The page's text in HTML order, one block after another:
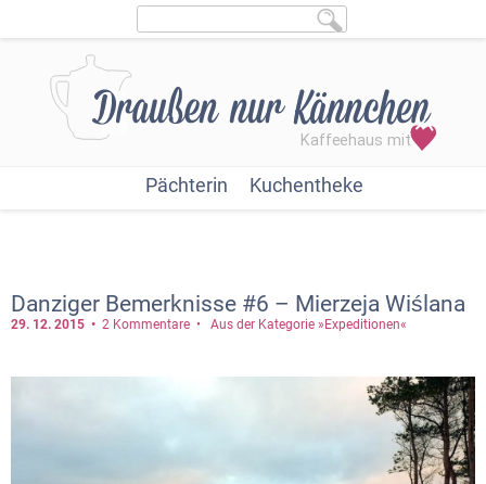
Pächterin Kuchentheke
Danziger Bemerknisse #6 – Mierzeja Wiślana
29. 12. 2015 2 Kommentare Aus der Kategorie »Expeditionen«